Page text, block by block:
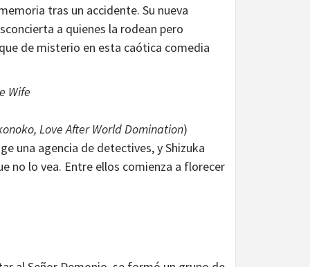
tras un accidente. Su nueva
a quienes la rodean pero
de misterio en esta caótica comedia
Wife
Love After World Domination)
una agencia de detectives, y Shizuka
no lo vea. Entre ellos comienza a florecer